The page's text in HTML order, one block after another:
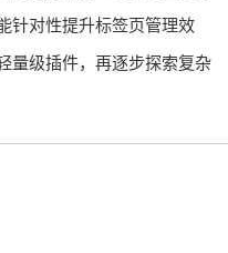
针对性提升标签页管理效
量级插件，再逐步探索复杂